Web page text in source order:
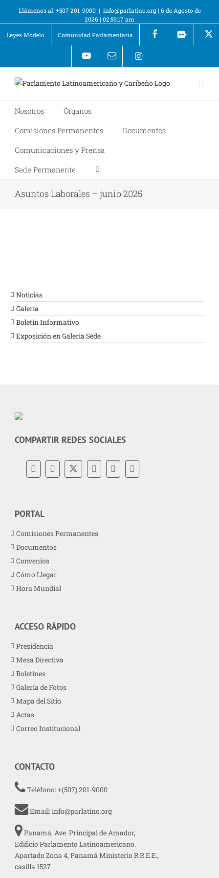
Llámenos al: +507 201-9000 | info@parlatino.org| 6 de Agosto de
2026| 02:59:17 am
Leyes Modelo
Comunidad Parlamentaria +
Nosotros
Órganos
Comisiones Permanentes
Documentos
Comunicaciones y Prensa
Sede Permanente
Asuntos Laborales – junio 2025
Noticias
Galería
Boletín Informativo
Exposición en Galeria Sede
COMPARTIR REDES SOCIALES
PORTAL
Comisiones Permanentes
Documentos
Convenios
Cómo Llegar
Hora Mundial
ACCESO RÁPIDO
Presidencia
Mesa Directiva
Boletines
Galería de Fotos
Mapa del Sitio
Actas
Correo Institucional
CONTACTO
Teléfono: +(507) 201-9000
Email:info@parlatino.org
Panamá, Ave. Principal de Amador,
Edificio Parlamento Latinoamericano.
Apartado Zona 4, Panamá Ministerio R.R.E.E.,
casilla 1527